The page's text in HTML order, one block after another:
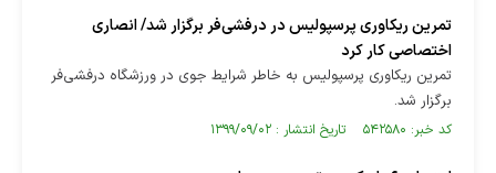
تمرین ریکاوری پرسپولیس در درفشی‌فر برگزار شد/ انصاری
اختصاصی کار کرد
تمرین ریکاوری پرسپولیس به خاطر شرایط جوی در ورزشگاه درفشی‌فر
برگزار شد.
کد خبر: ۵۴۲۵۸۰ تاریخ انتشار : ۱۳۹۹/۰۹/۰۲